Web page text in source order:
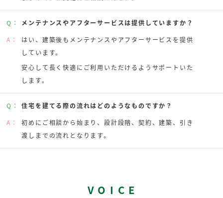
Q：
メンテナンスやアフターサービスは提供していますか？
A：
はい、建築後もメンテナンスやアフターサービスを提供
しています。
安心して長く快適にご利用いただけるようサポートいた
します。
Q：
住宅を建てる際の流れはどのようなものですか？
A：
初めにご相談から始まり、設計段階、契約、建築、引き
渡しまでの流れとなります。
V O I C E